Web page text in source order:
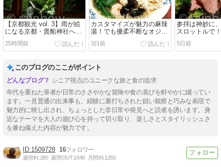
【京都観光 vol. 3】雨が絵
になる京都・貴船神社へ！
でも雨はNGです！
25時間前
カスタマイズが魅力の麻辣
湯！でも優柔不断なオジサ
ンを救うのは"選ばなくてい
い麻辣湯"
3日前
参拝は神妙に
スロットルで
祝い膳に舌鼓
5日前
このブログのここがポイント
シニア視点のユニークな旅と食の追求
年代を重ねた筆者が日常のささやかな冒険や食の喜びを鮮やかに綴ってい
ます。一見普通の出来事も、経験に裏打ちされた鋭い観察と巧みな表現で
魅力的に映し出され、ちょっとした非日常や発見へと読者を誘います。身
近なテーマを大人の遊び心を持って切り取り、楽しさとスタイリッシュさ
を兼ね備えた内容が魅力です。
1509728 16
週間IN:280 週間OUT:1040 月間IN:1250